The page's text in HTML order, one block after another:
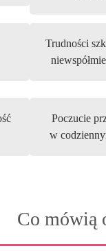
Trudności
Poczucie
w
Co mówią